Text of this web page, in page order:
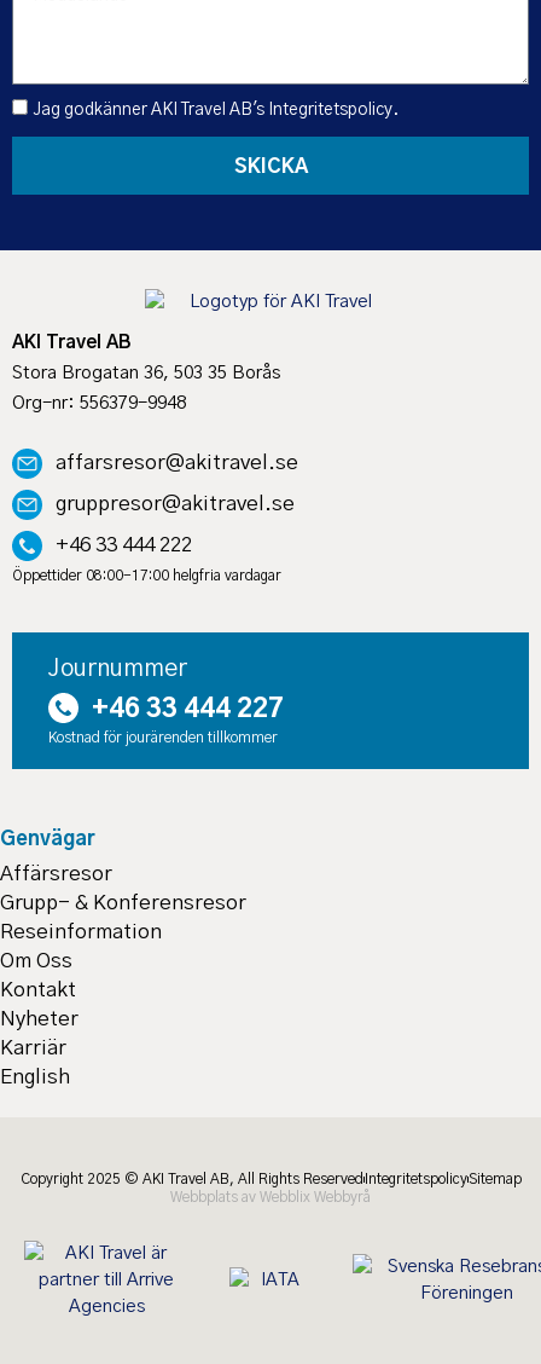
Jag godkänner AKI Travel AB's Integritetspolicy.
SKICKA
AKI Travel AB
Stora Brogatan 36, 503 35 Borås
Org-nr: 556379-9948
affarsresor@akitravel.se
gruppresor@akitravel.se
Journummer
+46 33 444 227
Kostnad för jourärenden tillkommer
+46 33 444 222
Öppettider 08:00-17:00 helgfria vardagar
Genvägar
Affärsresor
Grupp- & Konferensresor
Reseinformation
Om Oss
Kontakt
Nyheter
Karriär
English
Copyright 2025 © AKI Travel AB, All Rights Reserved IntegritetspolicySitemap
Webbplats av Webblix Webbyrå